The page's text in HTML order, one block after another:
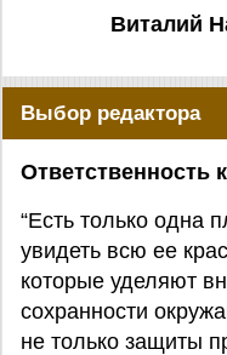
Виталий
Выбор редактора
Ответственность
“Есть только одна
увидеть всю ее
которые уделяют
сохранности
не только защиты